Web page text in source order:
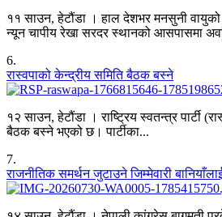
११ साउन, हेटौंडा । हाल देशभर मनसुनी
न्यून चापीय रेखा सरदर स्थानको आसपासमा
6.
रास्वपाको केन्द्रीय समिति बैठक बस्ने
१२ साउन, हेटौंडा । राष्ट्रिय स्वतन्त्र पार्टी
बैठक बस्ने भएको छ। पार्टीका...
7.
राजनीतिक समर्थन जुटाउने जिम्मेवारी